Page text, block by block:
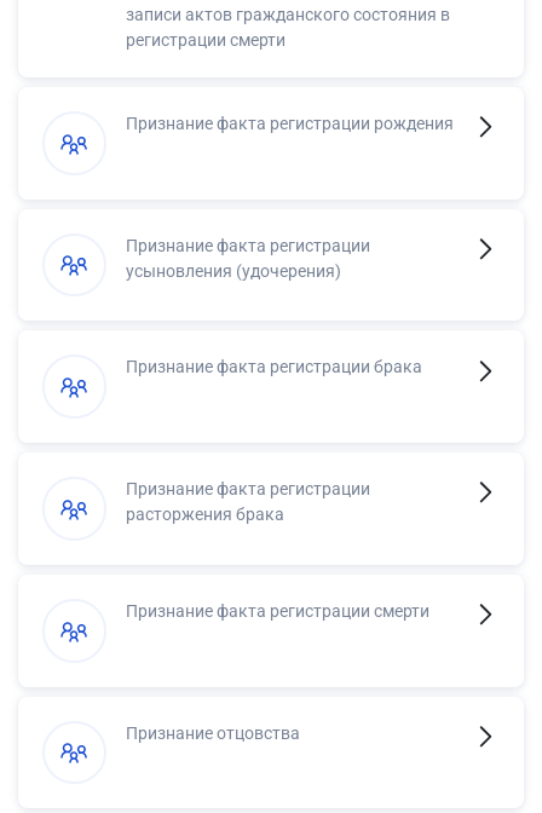
записи актов гражданского состояния в
регистрации смерти
Признание факта регистрации рождения
Признание факта регистрации
усыновления (удочерения)
Признание факта регистрации брака
Признание факта регистрации
расторжения брака
Признание факта регистрации смерти
Признание отцовства